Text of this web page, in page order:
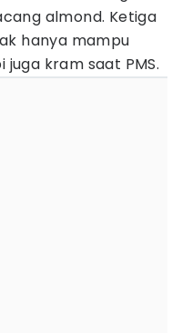
almond. Ketiga
hanya mampu
kram saat PMS.